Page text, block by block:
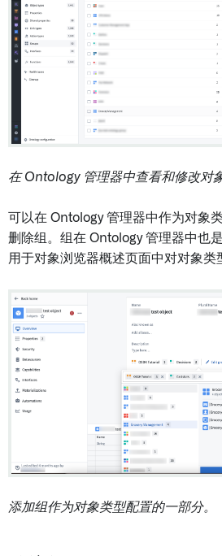
在 Ontology 管理器中查看和修改对
可以在 Ontology 管理器中作为对象
删除组。组在 Ontology 管理器中也
用于对象浏览器概述页面中对对象类
添加组作为对象类型配置的一部分。